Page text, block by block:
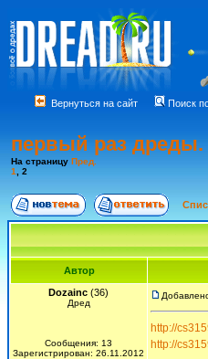
Вернуться на сайт Поиск
первый раз дреды.
На страницу Пред.
1
2
Автор
Dozainc (36)
Дред
Сообщения: 13
Зарегистрирован: 26.11.2012
http://
http://